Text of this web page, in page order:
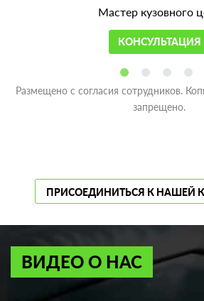
Мастер кузовного
КОНСУЛЬТАЦИЯ
Размещено с согласия сотрудников.
запрещено.
ПРИСОЕДИНИТЬСЯ К НАШЕЙ
ВИДЕО О НАС